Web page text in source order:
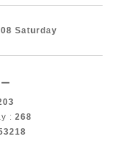
Saturday
: 268